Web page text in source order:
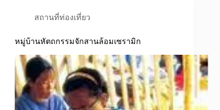
สถานที่ท่องเที่ยว
หมู่บ้านหัตถกรรมจักสานล้อมเซรามิก